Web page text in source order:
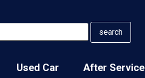
search
Used Car After Service